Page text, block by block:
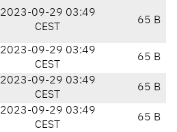
2023-09-29 03:49
CEST
65 B
2023-09-29 03:49
CEST
65 B
2023-09-29 03:49
CEST
65 B
2023-09-29 03:49
CEST
65 B